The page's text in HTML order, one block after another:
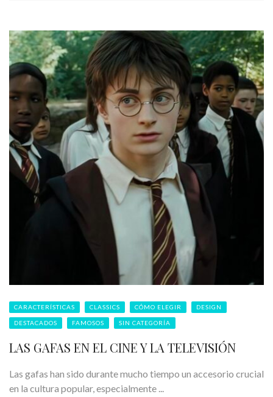
CARACTERÍSTICAS CLASSICS CÓMO ELEGIR DESIGN
DESTACADOS FAMOSOS SIN CATEGORÍA
LAS GAFAS EN EL CINE Y LA TELEVISIÓN
Las gafas han sido durante mucho tiempo un accesorio crucial
en la cultura popular, especialmente ...